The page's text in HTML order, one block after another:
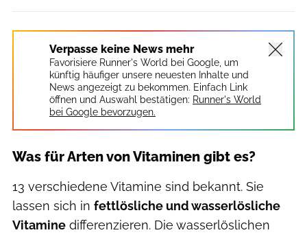
Verpasse keine News mehr
Favorisiere Runner's World bei Google, um
künftig häufiger unsere neuesten Inhalte und
News angezeigt zu bekommen. Einfach Link
öffnen und Auswahl bestätigen: Runner's World
bei Google bevorzugen.
Was für Arten von Vitaminen gibt es?
13 verschiedene Vitamine sind bekannt. Sie
lassen sich in fettlösliche und wasserlösliche
Vitamine differenzieren. Die wasserlöslichen